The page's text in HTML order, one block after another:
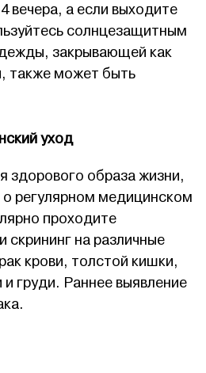
вечера, а если выходите
солнцезащитным
закрывающей как
также может быть
уход
образа жизни,
о регулярном медицинском
проходите
на различные
крови, толстой кишки,
груди. Раннее выявление